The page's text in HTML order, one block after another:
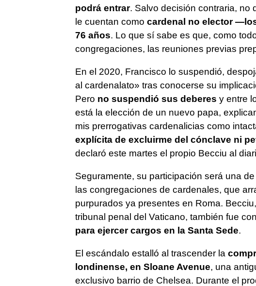
podrá entrar. Salvo decisión contraria, no
le cuentan como cardenal no elector
76 años. Lo que sí sabe es que, como
congregaciones, las reuniones previas
En el 2020, Francisco lo suspendió,
al cardenalato» tras conocerse su
Pero no suspendió sus deberes y entre
está la elección de un nuevo papa,
mis prerrogativas cardenalicias como
explícita de excluirme del cónclave ni
declaró este martes el propio Becciu al
Seguramente, su participación será una
las congregaciones de cardenales, que
purpurados ya presentes en Roma.
tribunal penal del Vaticano, también fue
para ejercer cargos en la Santa Sede.
El escándalo estalló al trascender la
londinense, en Sloane Avenue, una
exclusivo barrio de Chelsea. Durante el